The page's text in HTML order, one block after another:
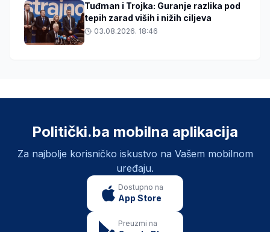
Tuđman i Trojka: Guranje razlika pod
tepih zarad viših i nižih ciljeva
03.08.2026. 18:46
Politički.ba mobilna aplikacija
Za najbolje korisničko iskustvo na Vašem mobilnom
uređaju.
Dostupno na
App Store
Preuzmi na